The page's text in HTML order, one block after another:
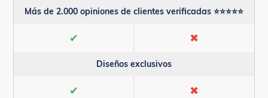
Más de 2.000 opiniones de clientes verificadas ⭐⭐⭐⭐⭐
✔ ✖
Diseños exclusivos
✔ ✖